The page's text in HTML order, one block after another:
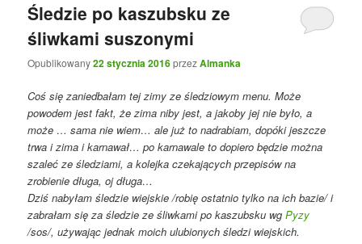
Śledzie po kaszubsku ze
śliwkami suszonymi
Opublikowany22 stycznia 2016przezAlmanka
Coś się zaniedbałam tej zimy ze śledziowym menu. Może
powodem jest fakt, że zima niby jest, a jakoby jej nie było, a
może … sama nie wiem… ale już to nadrabiam, dopóki jeszcze
trwa i zima i karnawał… po karnawale to dopiero będzie można
szaleć ze śledziami, a kolejka czekających przepisów na
zrobienie długa, oj długa…
Dziś nabyłam śledzie wiejskie /robię ostatnio tylko na ich bazie/ i
zabrałam się za śledzie ze śliwkami po kaszubsku wgPyzy
/sos/, używając jednak moich ulubionych śledzi wiejskich.